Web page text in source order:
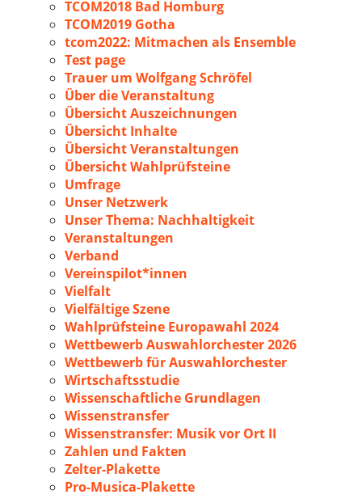
TCOM2018 Bad Homburg
TCOM2019 Gotha
tcom2022: Mitmachen als Ensemble
Test page
Trauer um Wolfgang Schröfel
Über die Veranstaltung
Übersicht Auszeichnungen
Übersicht Inhalte
Übersicht Veranstaltungen
Übersicht Wahlprüfsteine
Umfrage
Unser Netzwerk
Unser Thema: Nachhaltigkeit
Veranstaltungen
Verband
Vereinspilot*innen
Vielfalt
Vielfältige Szene
Wahlprüfsteine Europawahl 2024
Wettbewerb Auswahlorchester 2026
Wettbewerb für Auswahlorchester
Wirtschaftsstudie
Wissenschaftliche Grundlagen
Wissenstransfer
Wissenstransfer: Musik vor Ort II
Zahlen und Fakten
Zelter-Plakette
Pro-Musica-Plakette